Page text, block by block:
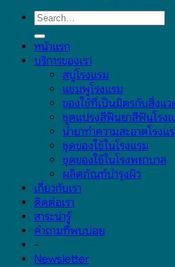
หน้าแรก
บริการของเรา
สบู่โรงแรม
แชมพูโรงแรม
ของใช้ที่เป็นมิตรกับสิ่งแ
ชุดแปรงสีฟันยาสีฟันโรง
น้ำยาทำความสะอาดโรงแ
ชุดของใช้ในโรงแรม
ชุดของใช้ในโรงพยาบาล
ผลิตภัณฑ์บำรุงผิว
เกี่ยวกับเรา
ติดต่อเรา
สาระน่ารู้
คำถามที่พบบ่อย
-
Newsletter